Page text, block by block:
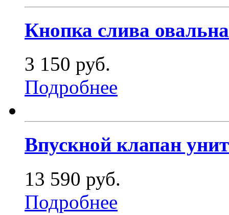
Кнопка слива
3 150 руб.
Подробнее
Впускной клапан
13 590 руб.
Подробнее